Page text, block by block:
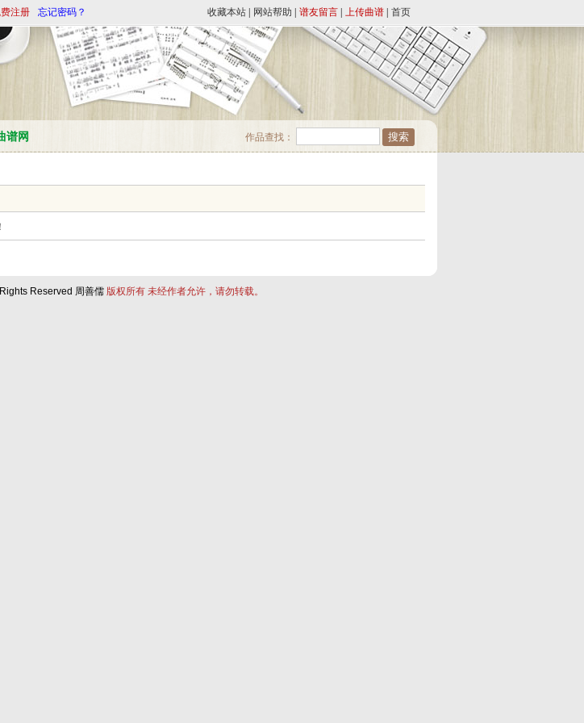
注册 忘记密码？ 收藏本站 网站帮助 谱友留言 上传曲谱 首页
作品查找：
谱网
Reserved 周善儒 版权所有 未经作者允许，请勿转载。